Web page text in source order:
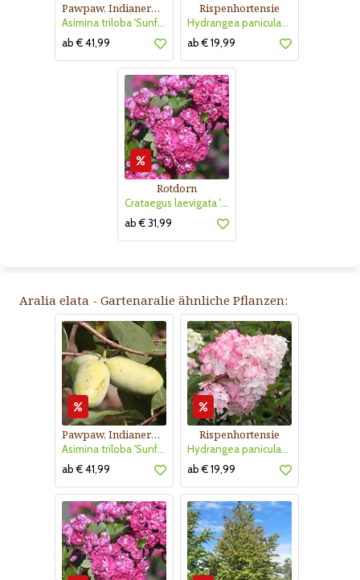
Pawpaw, Indianerbanane
Asimina triloba 'Sunflower'
ab € 41,99
Rispenhortensie
Hydrangea paniculata 'Vanille Fraise'
ab € 19,99
Rotdorn
Crataegus laevigata 'Pauls Scarlet'
ab € 31,99
Aralia elata - Gartenaralie ähnliche Pflanzen:
Pawpaw, Indianerbanane
Asimina triloba 'Sunflower'
ab € 41,99
Rispenhortensie
Hydrangea paniculata 'Vanille Fraise'
ab € 19,99